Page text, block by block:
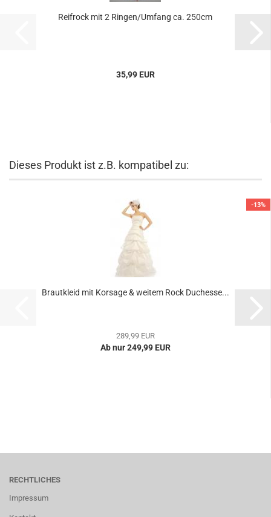
Reifrock mit 2 Ringen/Umfang ca. 250cm
35,99 EUR
Dieses Produkt ist z.B. kompatibel zu:
-13%
Brautkleid mit Korsage & weitem Rock Duchesse...
289,99 EUR
Ab nur 249,99 EUR
RECHTLICHES
Impressum